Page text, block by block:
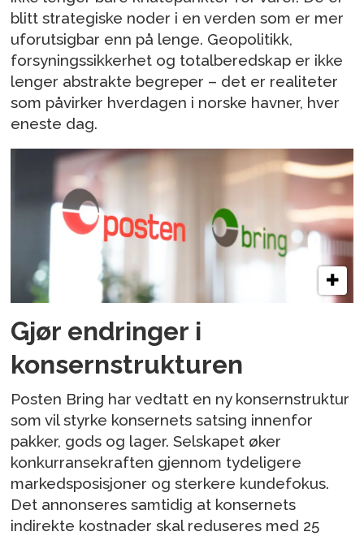
blitt strategiske noder i en verden som er mer
uforutsigbar enn på lenge. Geopolitikk,
forsyningssikkerhet og totalberedskap er ikke
lenger abstrakte begreper – det er realiteter
som påvirker hverdagen i norske havner, hver
eneste dag.
Gjør endringer i
konsernstrukturen
Posten Bring har vedtatt en ny konsernstruktur
som vil styrke konsernets satsing innenfor
pakker, gods og lager. Selskapet øker
konkurransekraften gjennom tydeligere
markedsposisjoner og sterkere kundefokus.
Det annonseres samtidig at konsernets
indirekte kostnader skal reduseres med 25